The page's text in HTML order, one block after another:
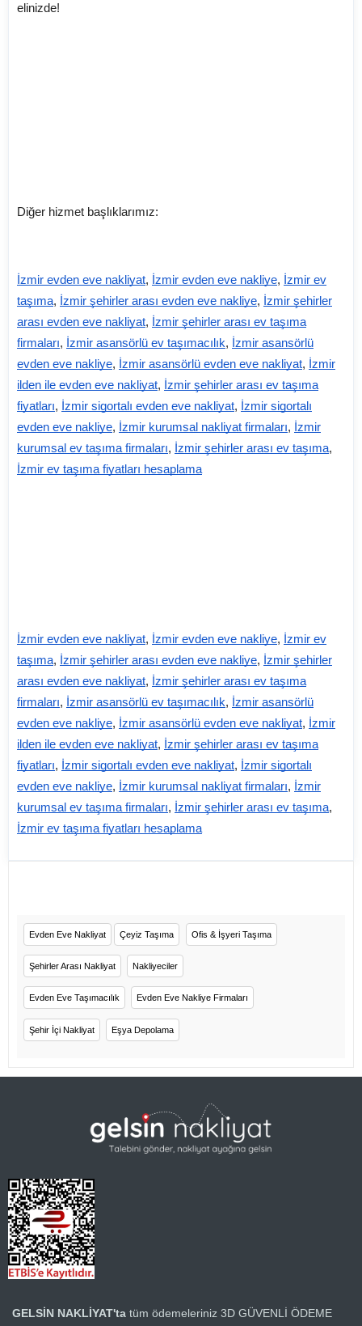
elinizde!
Diğer hizmet başlıklarımız:
İzmir evden eve nakliyat, İzmir evden eve nakliye, İzmir ev
taşıma, İzmir şehirler arası evden eve nakliye, İzmir şehirler
arası evden eve nakliyat, İzmir şehirler arası ev taşıma
firmaları, İzmir asansörlü ev taşımacılık, İzmir asansörlü
evden eve nakliye, İzmir asansörlü evden eve nakliyat, İzmir
ilden ile evden eve nakliyat, İzmir şehirler arası ev taşıma
fiyatları, İzmir sigortalı evden eve nakliyat, İzmir sigortalı
evden eve nakliye, İzmir kurumsal nakliyat firmaları, İzmir
kurumsal ev taşıma firmaları, İzmir şehirler arası ev taşıma,
İzmir ev taşıma fiyatları hesaplama
İzmir evden eve nakliyat, İzmir evden eve nakliye, İzmir ev
taşıma, İzmir şehirler arası evden eve nakliye, İzmir şehirler
arası evden eve nakliyat, İzmir şehirler arası ev taşıma
firmaları, İzmir asansörlü ev taşımacılık, İzmir asansörlü
evden eve nakliye, İzmir asansörlü evden eve nakliyat, İzmir
ilden ile evden eve nakliyat, İzmir şehirler arası ev taşıma
fiyatları, İzmir sigortalı evden eve nakliyat, İzmir sigortalı
evden eve nakliye, İzmir kurumsal nakliyat firmaları, İzmir
kurumsal ev taşıma firmaları, İzmir şehirler arası ev taşıma,
İzmir ev taşıma fiyatları hesaplama
Evden Eve Nakliyat Çeyiz Taşıma Ofis & İşyeri Taşıma
Şehirler Arası Nakliyat Nakliyeciler
Evden Eve Taşımacılık Evden Eve Nakliye Firmaları
Şehir İçi Nakliyat Eşya Depolama
GELSİN NAKLİYAT'ta tüm ödemeleriniz 3D GÜVENLİ ÖDEME